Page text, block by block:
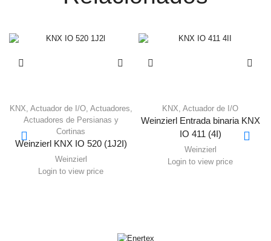
KNX, Actuador de I/O, Actuadores,
Actuadores de Persianas y
Cortinas
Weinzierl KNX IO 520 (1J2I)
Weinzierl
Login to view price
KNX, Actuador de I/O
Weinzierl Entrada binaria KNX
IO 411 (4I)
Weinzierl
Login to view price